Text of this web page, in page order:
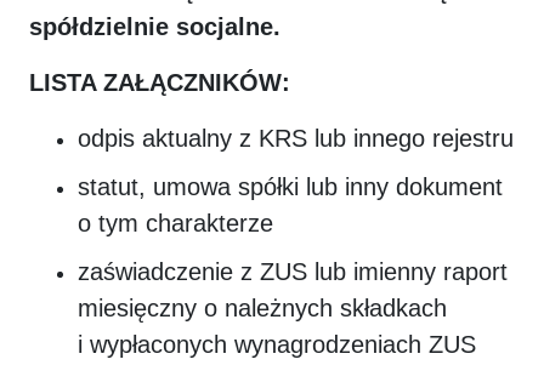
spółdzielnie socjalne.
LISTA ZAŁĄCZNIKÓW:
odpis aktualny z KRS lub innego rejestru
statut, umowa spółki lub inny dokument
o tym charakterze
zaświadczenie z ZUS lub imienny raport
miesięczny o należnych składkach
i wypłaconych wynagrodzeniach ZUS